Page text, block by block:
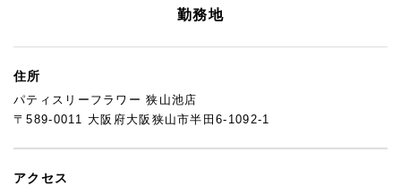
勤務地
住所
パティスリーフラワー 狭山池店
〒589-0011 大阪府大阪狭山市半田6-1092-1
アクセス